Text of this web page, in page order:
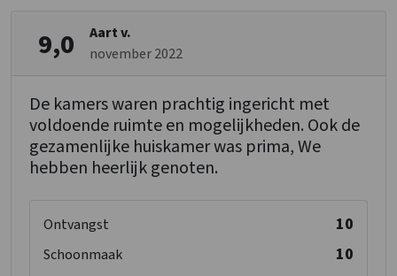
9,0
Aart v.
november 2022
De kamers waren prachtig ingericht met
voldoende ruimte en mogelijkheden. Ook de
gezamenlijke huiskamer was prima, We
hebben heerlijk genoten.
Ontvangst 10
Schoonmaak 10